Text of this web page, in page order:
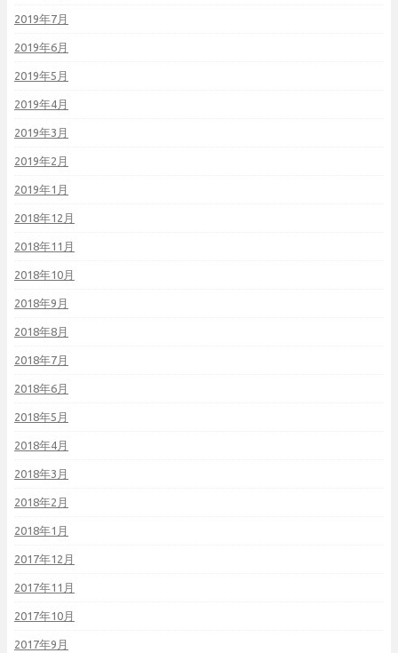
2019年7月
2019年6月
2019年5月
2019年4月
2019年3月
2019年2月
2019年1月
2018年12月
2018年11月
2018年10月
2018年9月
2018年8月
2018年7月
2018年6月
2018年5月
2018年4月
2018年3月
2018年2月
2018年1月
2017年12月
2017年11月
2017年10月
2017年9月